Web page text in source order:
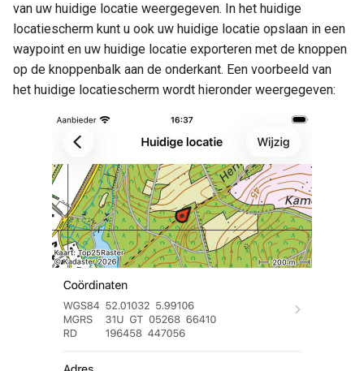
van uw huidige locatie weergegeven. In het huidige
locatiescherm kunt u ook uw huidige locatie opslaan in een
waypoint en uw huidige locatie exporteren met de knoppen
op de knoppenbalk aan de onderkant. Een voorbeeld van
het huidige locatiescherm wordt hieronder weergegeven: